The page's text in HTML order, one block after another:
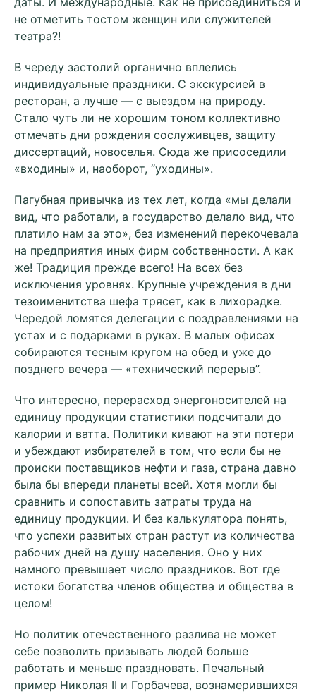
не отметить тостом женщин или служителей
театра?!
В череду застолий органично вплелись
индивидуальные праздники. С экскурсией в
ресторан, а лучше — с выездом на природу.
Стало чуть ли не хорошим тоном коллективно
отмечать дни рождения сослуживцев, защиту
диссертаций, новоселья. Сюда же присоседили
«входины» и, наоборот, “уходины».
Пагубная привычка из тех лет, когда «мы делали
вид, что работали, а государство делало вид, что
платило нам за это», без изменений перекочевала
на предприятия иных фирм собственности. А как
же! Традиция прежде всего! На всех без
исключения уровнях. Крупные учреждения в дни
тезоименитства шефа трясет, как в лихорадке.
Чередой ломятся делегации с поздравлениями на
устах и с подарками в руках. В малых офисах
собираются тесным кругом на обед и уже до
позднего вечера — «технический перерыв”.
Что интересно, перерасход энергоносителей на
единицу продукции статистики подсчитали до
калории и ватта. Политики кивают на эти потери
и убеждают избирателей в том, что если бы не
происки поставщиков нефти и газа, страна давно
была бы впереди планеты всей. Хотя могли бы
сравнить и сопоставить затраты труда на
единицу продукции. И без калькулятора понять,
что успехи развитых стран растут из количества
рабочих дней на душу населения. Оно у них
намного превышает число праздников. Вот где
истоки богатства членов общества и общества в
целом!
Но политик отечественного разлива не может
себе позволить призывать людей больше
работать и меньше праздновать. Печальный
пример Николая II и Горбачева, вознамерившихся